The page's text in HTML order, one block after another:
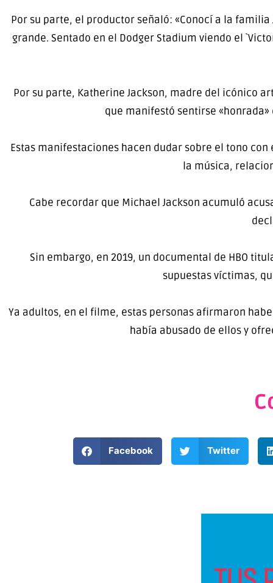
Por su parte, el productor señaló: «Conocí a la
grande. Sentado en el Dodger Stadium viendo el
Por su parte, Katherine Jackson, madre del icónico
que manifestó sentirse
Estas manifestaciones hacen dudar sobre el tono
la música,
Cabe recordar que Michael Jackson acumuló
Sin embargo, en 2019, un documental de HBO
supuestas víctimas,
Ya adultos, en el filme, estas personas afirmaron
había abusado de ellos y
Facebook Twitter